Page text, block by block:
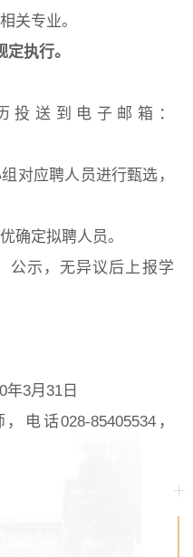
关专业。
执行。
投送到电子邮箱：
对应聘人员进行甄选，
确定拟聘人员。
公示，无异议后上报学
年3月31日
电话028-85405534，